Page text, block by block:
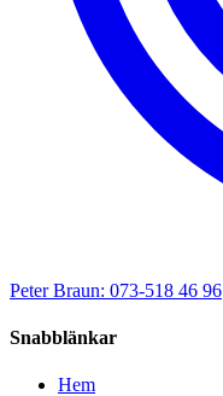
Peter Braun: 073-518 46 96
Snabblänkar
Hem